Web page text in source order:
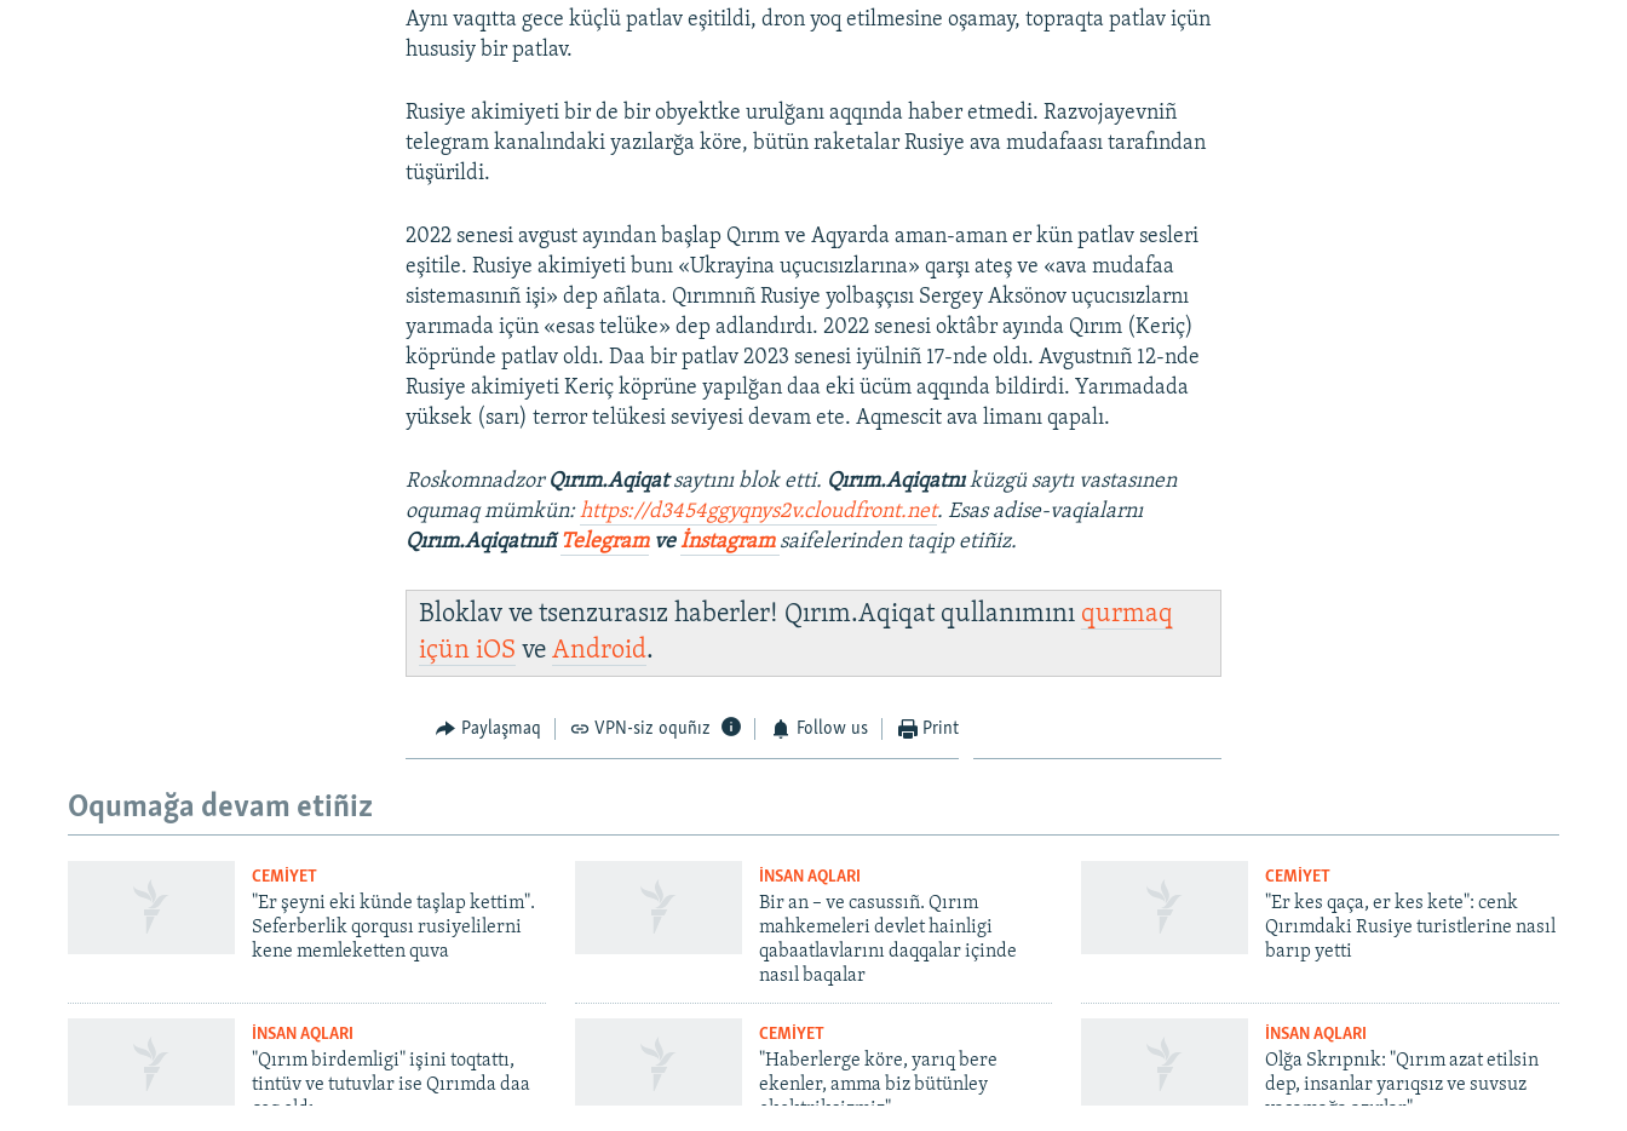
Українською
Aynı vaqıtta gece küçlü patlav eşitildi, dron yoq etilmesine oşamay, topraqta patlav içün
hususiy bir patlav.
Rusiye akimiyeti bir de bir obyektke urulğanı aqqında haber etmedi. Razvojayevniñ
telegram kanalındaki yazılarğa köre, bütün raketalar Rusiye ava mudafaası tarafından
tüşürildi.
2022 senesi avgust ayından başlap Qırım ve Aqyarda aman-aman er kün patlav sesleri
eşitile. Rusiye akimiyeti bunı «Ukrayina uçucısızlarına» qarşı ateş ve «ava mudafaa
sistemasınıñ işi» dep añlata. Qırımnıñ Rusiye yolbaşçısı Sergey Aksönov uçucısızlarnı
yarımada içün «esas telüke» dep adlandırdı. 2022 senesi oktâbr ayında Qırım (Keriç)
köpründe patlav oldı. Daa bir patlav 2023 senesi iyülniñ 17-nde oldı. Avgustnıñ 12-nde
Rusiye akimiyeti Keriç köprüne yapılğan daa eki ücüm aqqında bildirdi. Yarımadada
yüksek (sarı) terror telükesi seviyesi devam ete. Aqmescit ava limanı qapalı.
Roskomnadzor Qırım.Aqiqatsaytını blok etti. Qırım.Aqiqatnıküzgü saytı vastasınen
oqumaq mümkün:https://d3454ggyqnys2v.cloudfront.net. Esas adise-vaqialarnı
Qırım.AqiqatnıñTelegramveİnstagram saifelerinden taqip etiñiz.
Bloklav ve tsenzurasız haberler! Qırım.Aqiqat qullanımını qurmaq
içüniOS veAndroid.
Paylaşmaq VPN-siz oquñız Follow us Print
Oqumağa devam etiñiz
CEMİYET
"Er şeyni eki künde taşlap kettim".
Seferberlik qorqusı rusiyelilerni
kene memleketten quva
İNSAN AQLARI
Bir an – ve casussıñ. Qırım
mahkemeleri devlet hainligi
qabaatlavlarını daqqalar içinde
nasıl baqalar
CEMİYET
"Er kes qaça, er kes kete": cenk
Qırımdaki Rusiye turistlerine nasıl
barıp yetti
İNSAN AQLARI
"Qırım birdemligi" işini toqtattı,
tintüv ve tutuvlar ise Qırımda daa
çoq oldı
CEMİYET
"Haberlerge köre, yarıq bere
ekenler, amma biz bütünley
ekektriksizmiz"
İNSAN AQLARI
Olğa Skrıpnık: "Qırım azat etilsin
dep, insanlar yarıqsız ve suvsuz
yaşamağa azırlar"